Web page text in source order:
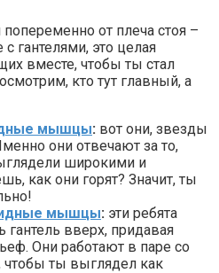
от плеча стоя –
гантелями, это целая
вместе, чтобы ты стал
кто тут главный, а
мышцы: вот они, звезды
они отвечают за то,
широкими и
как они горят? Значит, ты
мышцы: эти ребята
вверх, придавая
Они работают в паре со
ты выглядел как